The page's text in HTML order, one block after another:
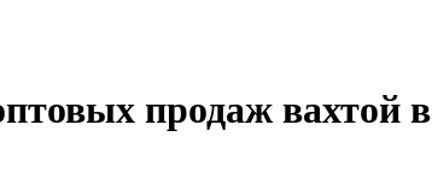
продаж вахтой в